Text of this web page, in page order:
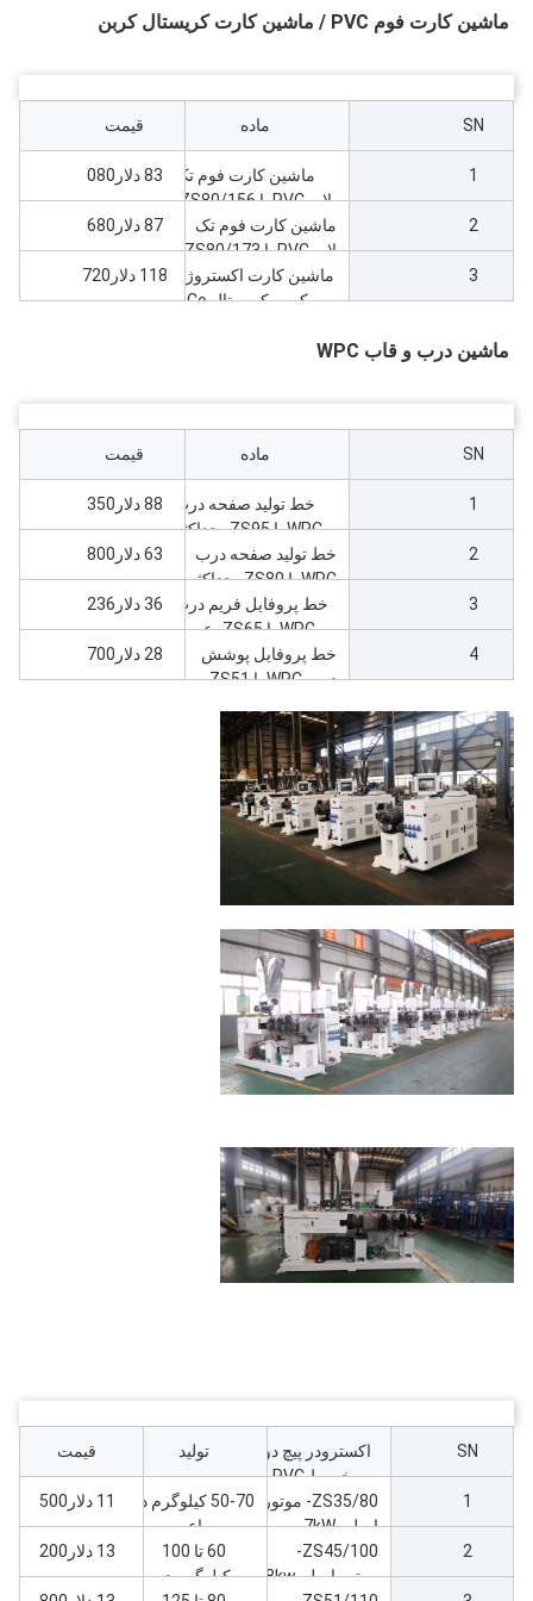
1000kg/h
ماشین کارت فوم PVC / ماشین کارت کریستال کربن
SN ماده قیمت
ماشین کارت فوم تک
لایه PVC با ZS80/156،
ضخامت 5-20، حداکثر
عرض 1220
83 دلار080
2
ماشین کارت فوم تک
لایه PVC با ZS80/173،
ضخامت 5-20، حداکثر
عرض 1220
87 دلار680
3
ماشین کارت اکستروژن
کربن کریستال Co با
12، حداکثر عرض1220
118 دلار720
ماشین درب و قاب WPC
SN ماده قیمت
خط تولید صفحه درب
WPC با ZS95، حداکثر
عرض 1000
88 دلار350
2
خط تولید صفحه درب
WPC با ZS80، حداکثر
عرض 800
63 دلار800
3
خط پروفایل فریم درب
WPC با ZS65، عرض
حداکثر 240
36 دلار236
4
خط پروفایل پوشش
درب WPC با ZS51،
28 دلار700
SN
اکسترودر پیچ دو
مخروط PVC
تولید قیمت
ZS35/80- موتور
اصلی 7kW
ماشین اکسترودر
50-70 کیلوگرم در
ساعت
11 دلار500
2
ZS45/100-
موتور اصلی18kw
60 تا 100
کیلوگرم در
13 دلار200